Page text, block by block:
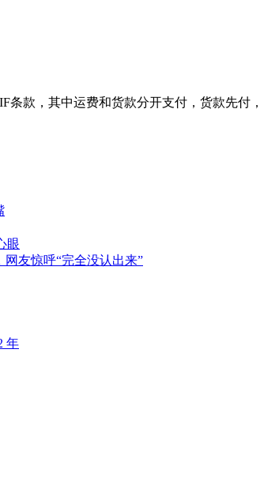
款，其中运费和货款分开支付，货款先付
眼
网友惊呼“完全没认出来”
年